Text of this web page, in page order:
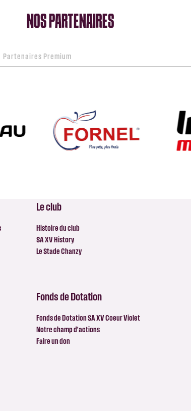
NOS PARTENAIRES
Partenaires Premium
Le club
Histoire du club
SA XV History
Le Stade Chanzy
Fonds de Dotation
Fonds de Dotation SA XV Coeur Violet
Notre champ d’actions
Faire un don